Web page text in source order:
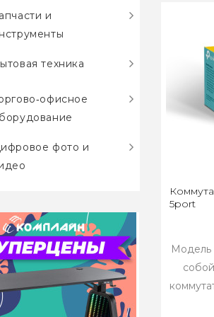
и
техника
фото и
5port
Модель